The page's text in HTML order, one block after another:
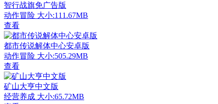
智行战旗免广告版
动作冒险 大小:111.67MB
查看
都市传说解体中心安卓版
动作冒险 大小:505.29MB
查看
矿山大亨中文版
经营养成 大小:65.72MB